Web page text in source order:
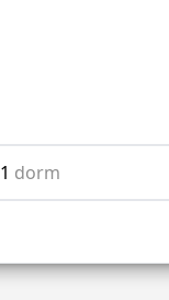
1 dorm